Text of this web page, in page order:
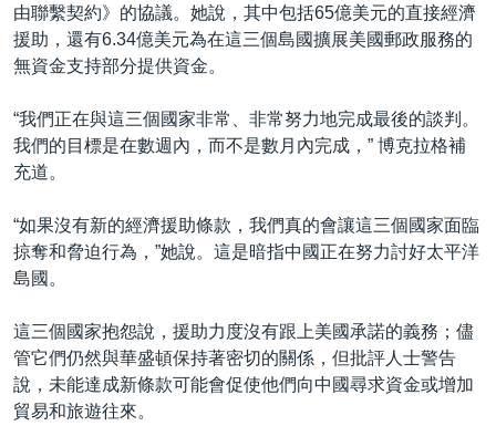
由聯繫契約》的協議。她說，其中包括65億美元的直接經濟
援助，還有6.34億美元為在這三個島國擴展美國郵政服務的
無資金支持部分提供資金。
“我們正在與這三個國家非常、非常努力地完成最後的談判。
我們的目標是在數週內，而不是數月內完成，” 博克拉格補
充道。
“如果沒有新的經濟援助條款，我們真的會讓這三個國家面臨
掠奪和脅迫行為，”她說。這是暗指中國正在努力討好太平洋
島國。
這三個國家抱怨說，援助力度沒有跟上美國承諾的義務；儘
管它們仍然與華盛頓保持著密切的關係，但批評人士警告
說，未能達成新條款可能會促使他們向中國尋求資金或增加
貿易和旅遊往來。